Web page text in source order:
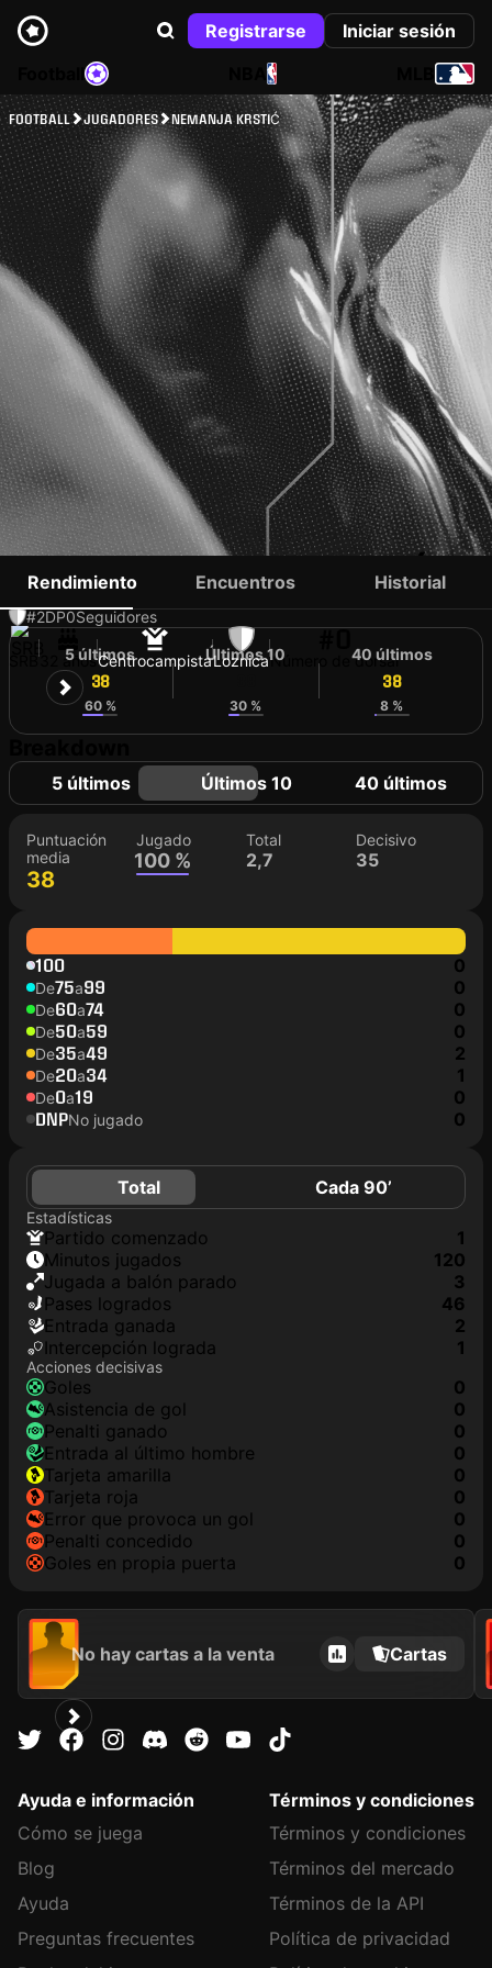
Registrarse
Iniciar sesión
NBA
FOOTBALL JUGADORES NEMANJA KRSTIĆ
NEMANJA KRSTIĆ
#2DP0Seguidores
32 añosCentrocampistaLoznicaNúmero de dorsal
Rendimiento Encuentros Historial
5 últimos
38
60 %
Últimos 10
30 %
40 últimos
38
8 %
5 últimos Últimos 10 40 últimos
Puntuación
media
38
Jugado
100 %
Total
2,7
Decisivo
35
100 0
De75a99 0
De60a74 0
De50a59 0
De35a49 2
De20a34 1
De0a19 0
DNPNo jugado 0
Total Cada 90’
Estadísticas
partido comenzado
1
minutos jugados
120
jugada a balón parado
3
pases logrados
46
Entrada ganada
2
Intercepción lograda
1
Acciones decisivas
goles
0
asistencia de gol
0
Penalti ganado
0
Entrada al último hombre
0
tarjeta amarilla
0
tarjeta roja
0
Error que provoca un gol
0
Penalti concedido
0
goles en propia puerta
0
No hay cartas a la venta Cartas
Ayuda e información
Cómo se juega
Blog
Ayuda
Preguntas frecuentes
Términos y condiciones
Términos y condiciones
Términos del mercado
Términos de la API
Política de privacidad